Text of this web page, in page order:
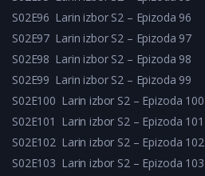
S02E96 Larin izbor S2 – Epizoda 96
S02E97 Larin izbor S2 – Epizoda 97
S02E98 Larin izbor S2 – Epizoda 98
S02E99 Larin izbor S2 – Epizoda 99
S02E100 Larin izbor S2 – Epizoda 100
S02E101 Larin izbor S2 – Epizoda 101
S02E102 Larin izbor S2 – Epizoda 102
S02E103 Larin izbor S2 – Epizoda 103